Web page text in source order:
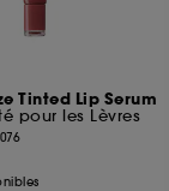
Tinted Lip Serum
pour les Lèvres